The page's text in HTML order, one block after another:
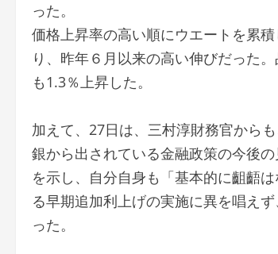
った。
価格上昇率の高い順にウエートを累
り、昨年６月以来の高い伸びだった
も1.3％上昇した。
加えて、27日は、三村淳財務官から
銀から出されている金融政策の今後
を示し、自分自身も「基本的に齟齬
る早期追加利上げの実施に異を唱え
った。